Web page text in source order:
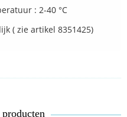
: 2-40 °C
( zie artikel 8351425)